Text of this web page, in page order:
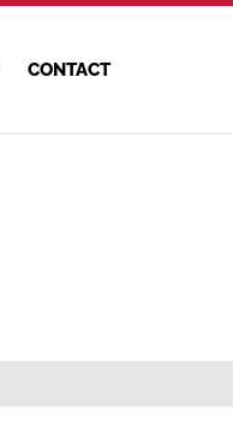
CONTACT